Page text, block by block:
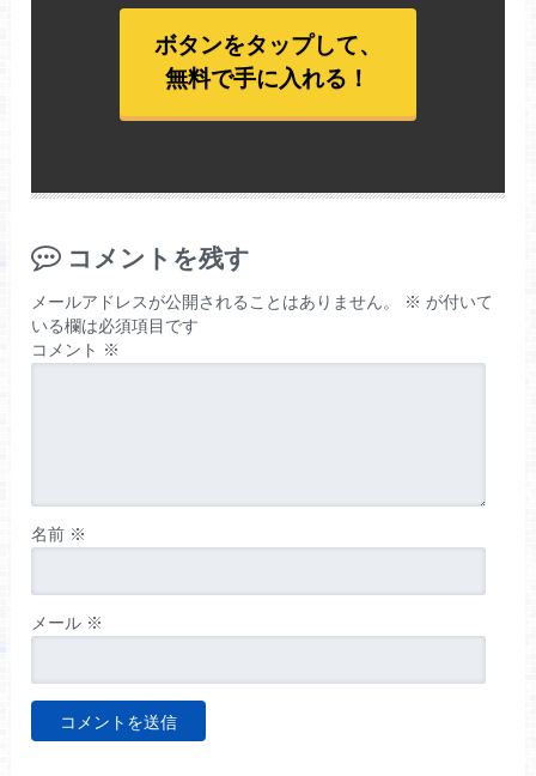
ボタンをタップして、
無料で手に入れる！
コメントを残す
メールアドレスが公開されることはありません。 ※ が付いて
いる欄は必須項目です
コメント ※
名前 ※
メール ※